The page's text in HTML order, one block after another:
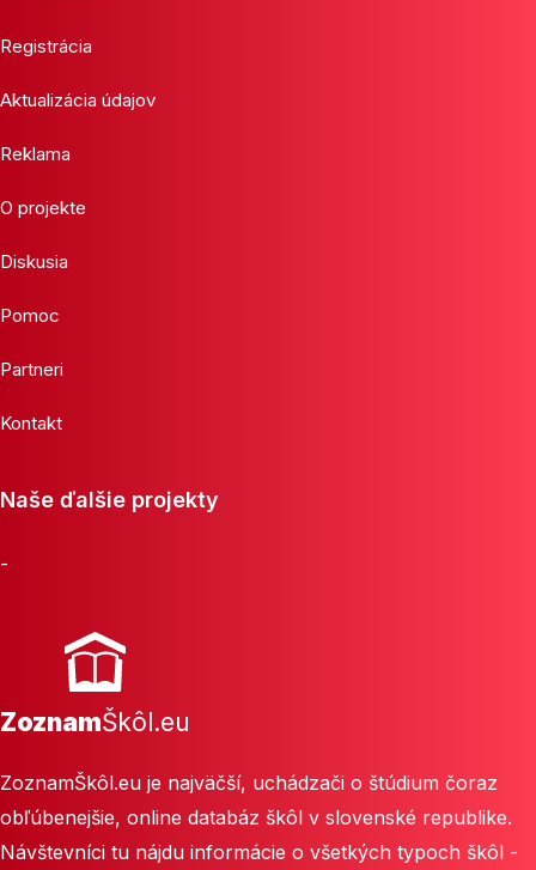
Registrácia
Aktualizácia údajov
Reklama
O projekte
Diskusia
Pomoc
Partneri
Kontakt
Naše ďalšie projekty
-
ZoznamŠkôl.eu
ZoznamŠkôl.eu je najväčší, uchádzači o štúdium čoraz
obľúbenejšie, online databáz škôl v slovenské republike.
Návštevníci tu nájdu informácie o všetkých typoch škôl -